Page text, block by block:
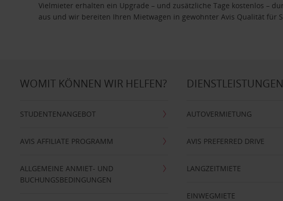
Vielmieter erhalten ein Upgrade – und zusätzliche Tage kostenlos –
aus und wir bereiten Ihren Mietwagen in gewohnter Avis Qualität für
WOMIT KÖNNEN WIR HELFEN?
STUDENTENANGEBOT
AVIS AFFILIATE PROGRAMM
ALLGEMEINE ANMIET- UND
BUCHUNGSBEDINGUNGEN
DIENSTLEISTUNGEN
AUTOVERMIETUNG
AVIS PREFERRED DRIVE
LANGZEITMIETE
EINWEGMIETE